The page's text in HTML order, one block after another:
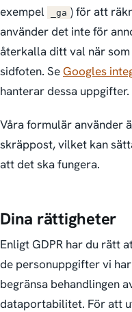
exempel
_ga ) för att
använder det inte för
återkalla ditt val när
sidfoten. Se Googles
hanterar dessa uppgifter.
Våra formulär använder
skräppost, vilket kan
att det ska fungera.
Dina rättigheter
Enligt GDPR har du rätt
de personuppgifter vi
begränsa behandlingen
dataportabilitet. För att